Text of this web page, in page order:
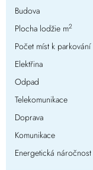
Budova
Plocha lodžie m2
Počet míst k parkování
Elektřina
Odpad
Telekomunikace
Doprava
Komunikace
Energetická náročnost